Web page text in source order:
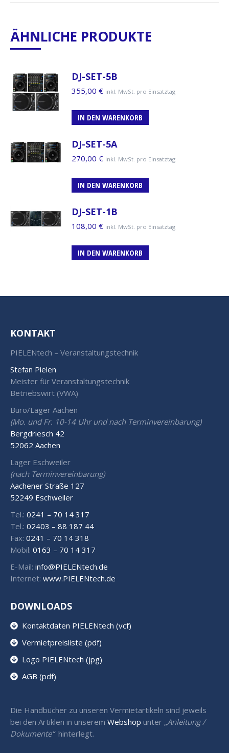
ÄHNLICHE PRODUKTE
DJ-SET-5B
355,00 € inkl. MwSt. pro Einsatztag
IN DEN WARENKORB
DJ-SET-5A
270,00 € inkl. MwSt. pro Einsatztag
IN DEN WARENKORB
DJ-SET-1B
108,00 € inkl. MwSt. pro Einsatztag
IN DEN WARENKORB
KONTAKT
PIELENtech – Veranstaltungstechnik
Stefan Pielen
Meister für Veranstaltungstechnik
Betriebswirt (VWA)
Büro/Lager Aachen
(Mo. und Fr. 10-14 Uhr und nach Terminvereinbarung)
Bergdriesch 42
52062 Aachen
Lager Eschweiler
(nach Terminvereinbarung)
Aachener Straße 127
52249 Eschweiler
Tel.: 0241 – 70 14 317
Tel.: 02403 – 88 187 44
Fax: 0241 – 70 14 318
Mobil: 0163 – 70 14 317
E-Mail: info@PIELENtech.de
Internet: www.PIELENtech.de
DOWNLOADS
Kontaktdaten PIELENtech (vcf)
Vermietpreisliste (pdf)
Logo PIELENtech (jpg)
AGB (pdf)
Die Handbücher zu unseren Vermietartikeln sind jeweils
bei den Artiklen in unserem Webshop unter „Anleitung /
Dokumente“ hinterlegt.